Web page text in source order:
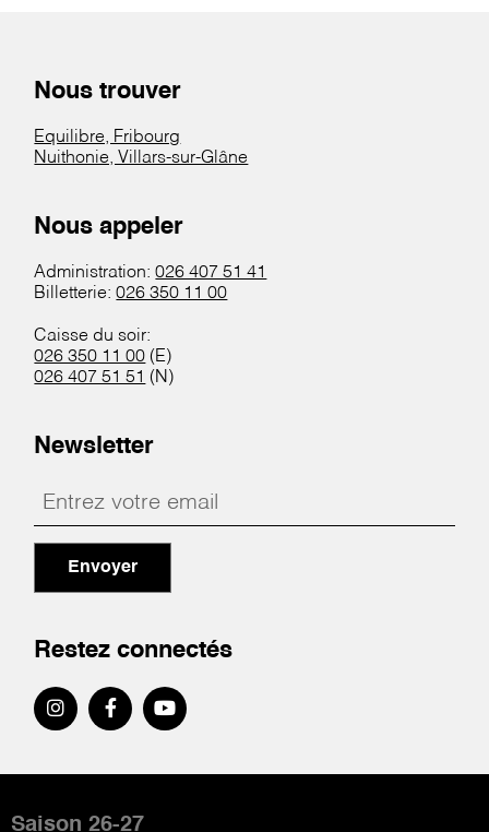
Nous trouver
Equilibre, Fribourg
Nuithonie, Villars-sur-Glâne
Nous appeler
Administration:026 407 51 41
Billetterie:026 350 11 00
Caisse du soir:
026 350 11 00 (E)
026 407 51 51 (N)
Newsletter
Envoyer
Restez connectés
Saison 26-27